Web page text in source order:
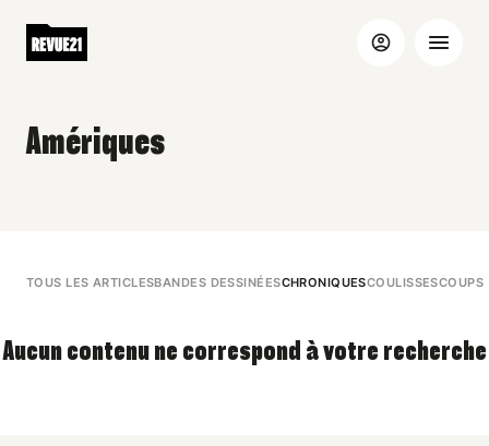
Amériques
TOUS LES ARTICLESBANDES DESSINÉESCHRONIQUESCOULISSESCOUPS
Aucun contenu ne correspond à votre recherche